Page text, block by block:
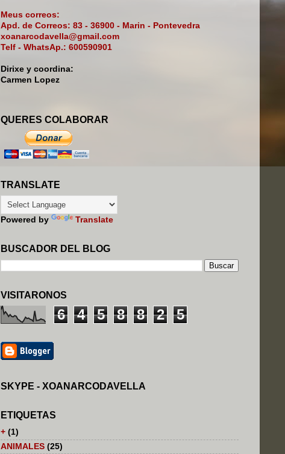
Meus correos:
Apd. de Correos: 83 - 36900 - Marin - Pontevedra
xoanarcodavella@gmail.com
Telf - WhatsAp.: 600590901
Dirixe y coordina:
Carmen Lopez
QUERES COLABORAR
TRANSLATE
Powered by Translate
BUSCADOR DEL BLOG
VISITARONOS
6 4 5 8 8 2 5
SKYPE - XOANARCODAVELLA
ETIQUETAS
+ (1)
ANIMALES (25)